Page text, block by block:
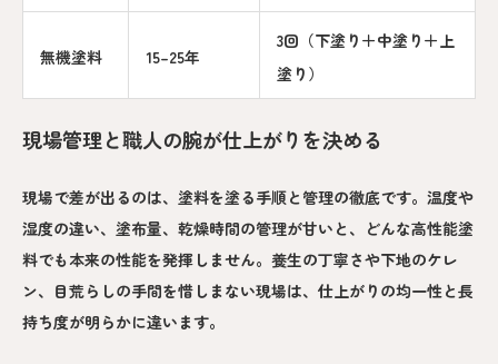
無機塗料 15–25年
3回（下塗り＋中塗り＋上
塗り）
現場管理と職人の腕が仕上がりを決める
現場で差が出るのは、塗料を塗る手順と管理の徹底です。温度や
湿度の違い、塗布量、乾燥時間の管理が甘いと、どんな高性能塗
料でも本来の性能を発揮しません。養生の丁寧さや下地のケレ
ン、目荒らしの手間を惜しまない現場は、仕上がりの均一性と長
持ち度が明らかに違います。